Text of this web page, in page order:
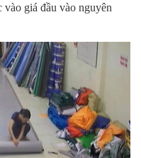
giá đầu vào nguyên